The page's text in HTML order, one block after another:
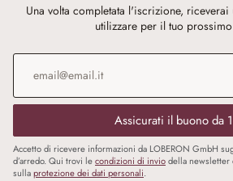
Una volta completata l'iscrizione,
utilizzare per il tuo
Indirizzo e-mail
Assicurati il buono da
Accetto di ricevere informazioni da LOBERON GmbH
d’arredo. Qui trovi lecondizioni di inviodella newsletter
sullaprotezione dei dati personali.